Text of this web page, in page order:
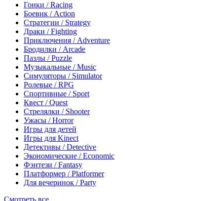
Гонки / Racing
Боевик / Action
Стратегии / Strategy
Драки / Fighting
Приключения / Adventure
Бродилки / Arcade
Пазлы / Puzzle
Музыкальные / Music
Симуляторы / Simulator
Ролевые / RPG
Спортивные / Sport
Квест / Quest
Стрелялки / Shooter
Ужасы / Horror
Игры для детей
Игры для Kinect
Детективы / Detective
Экономические / Economic
Фэнтези / Fantasy
Платформер / Platformer
Для вечеринок / Party
Смотреть все